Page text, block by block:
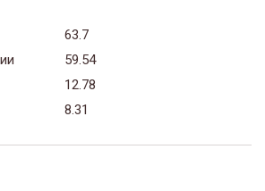
63.7
59.54
12.78
8.31